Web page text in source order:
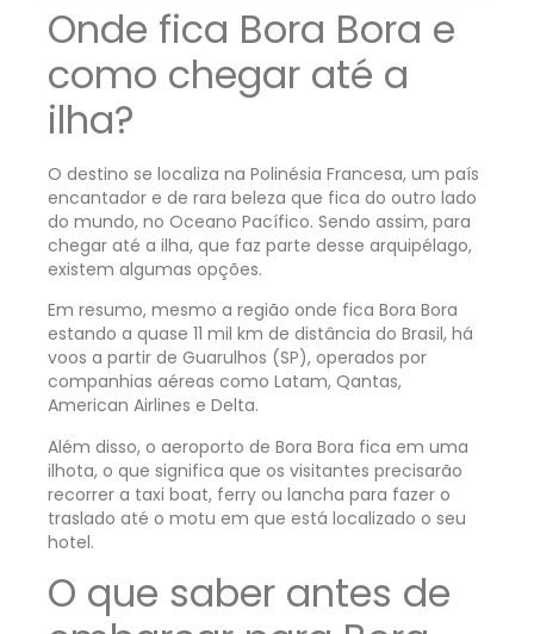
Onde fica Bora Bora e
como chegar até a
ilha?
O destino se localiza na Polinésia Francesa, um país
encantador e de rara beleza que fica do outro lado
do mundo, no Oceano Pacífico. Sendo assim, para
chegar até a ilha, que faz parte desse arquipélago,
existem algumas opções.
Em resumo, mesmo a região onde fica Bora Bora
estando a quase 11 mil km de distância do Brasil, há
voos a partir de Guarulhos (SP), operados por
companhias aéreas como Latam, Qantas,
American Airlines e Delta.
Além disso, o aeroporto de Bora Bora fica em uma
ilhota, o que significa que os visitantes precisarão
recorrer a taxi boat, ferry ou lancha para fazer o
traslado até o motu em que está localizado o seu
hotel.
O que saber antes de